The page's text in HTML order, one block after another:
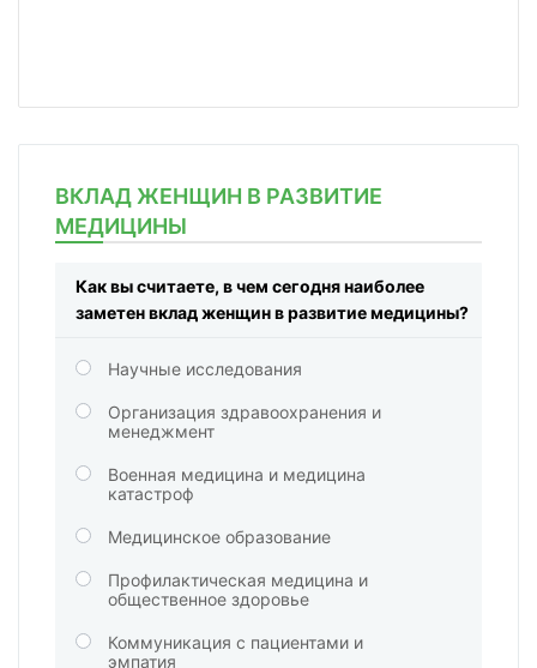
ВКЛАД ЖЕНЩИН В РАЗВИТИЕ
МЕДИЦИНЫ
Как вы считаете, в чем сегодня наиболее
заметен вклад женщин в развитие медицины?
Научные исследования
Организация здравоохранения и
менеджмент
Военная медицина и медицина
катастроф
Медицинское образование
Профилактическая медицина и
общественное здоровье
Коммуникация с пациентами и
эмпатия